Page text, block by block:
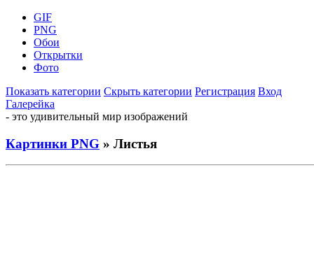
GIF
PNG
Обои
Открытки
Фото
Показать категории Скрыть категории Регистрация Вход
Галерейка
- это удивительный мир изображений
Картинки PNG » Листья